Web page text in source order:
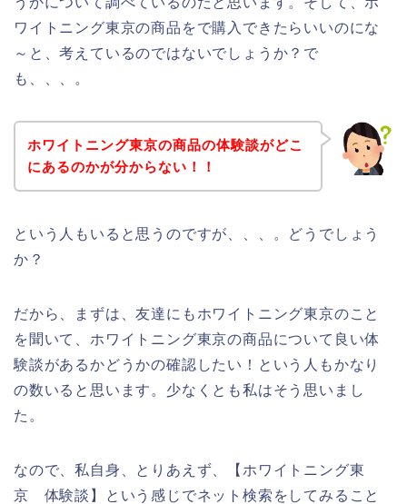
ワイトニング東京の商品をで購入できたらいいのにな
～と、考えているのではないでしょうか？で
も、、、。
ホワイトニング東京の商品の体験談がどこ
にあるのかが分からない！！
という人もいると思うのですが、、、。どうでしょう
か？
だから、まずは、友達にもホワイトニング東京のこと
を聞いて、ホワイトニング東京の商品について良い体
験談があるかどうかの確認したい！という人もかなり
の数いると思います。少なくとも私はそう思いまし
た。
なので、私自身、とりあえず、【ホワイトニング東
京 体験談】という感じでネット検索をしてみること